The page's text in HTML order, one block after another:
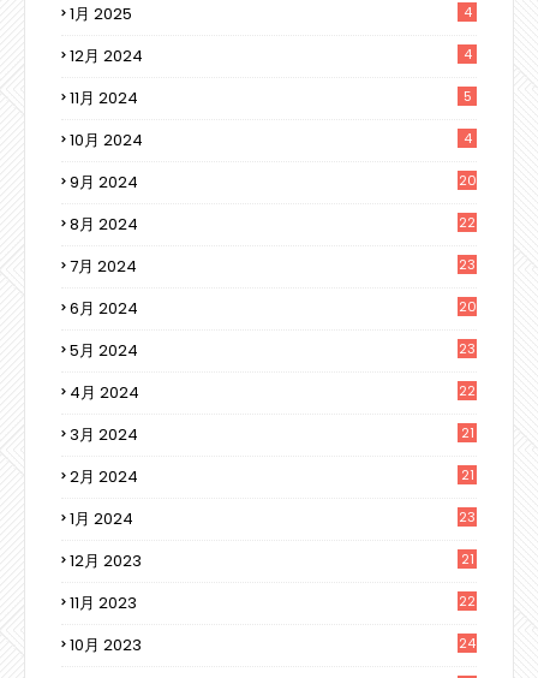
1月 2025 4
12月 2024 4
11月 2024 5
10月 2024 4
9月 2024 20
8月 2024 22
7月 2024 23
6月 2024 20
5月 2024 23
4月 2024 22
3月 2024 21
2月 2024 21
1月 2024 23
12月 2023 21
11月 2023 22
10月 2023 24